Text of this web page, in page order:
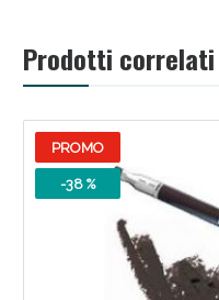
Prodotti correlati
PROMO
-38 %
Benessere